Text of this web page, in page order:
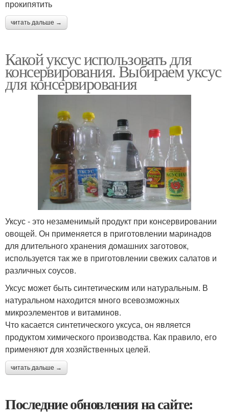
прокипятить
читать дальше →
Какой уксус использовать для
консервирования. Выбираем уксус
для консервирования
Уксус - это незаменимый продукт при консервировании
овощей. Он применяется в приготовлении маринадов
для длительного хранения домашних заготовок,
используется так же в приготовлении свежих салатов и
различных соусов.
Уксус может быть синтетическим или натуральным. В
натуральном находится много всевозможных
микроэлементов и витаминов.
Что касается синтетического уксуса, он является
продуктом химического производства. Как правило, его
применяют для хозяйственных целей.
читать дальше →
Последние обновления на сайте: